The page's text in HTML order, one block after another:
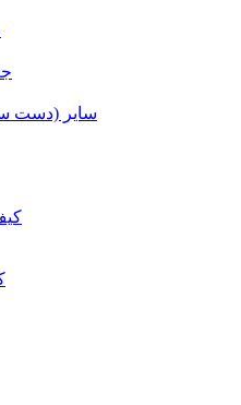
سایر (دست